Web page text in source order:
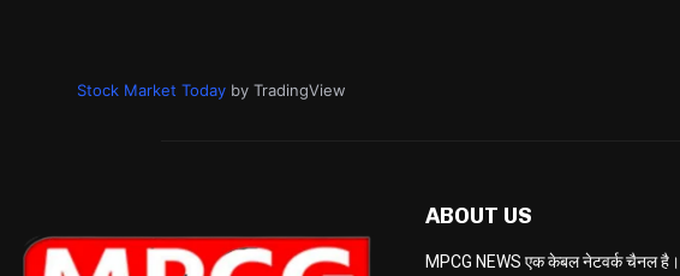
Stock Market Today by TradingView
ABOUT US
MPCG NEWS एक केबल नेटवर्क चैनल